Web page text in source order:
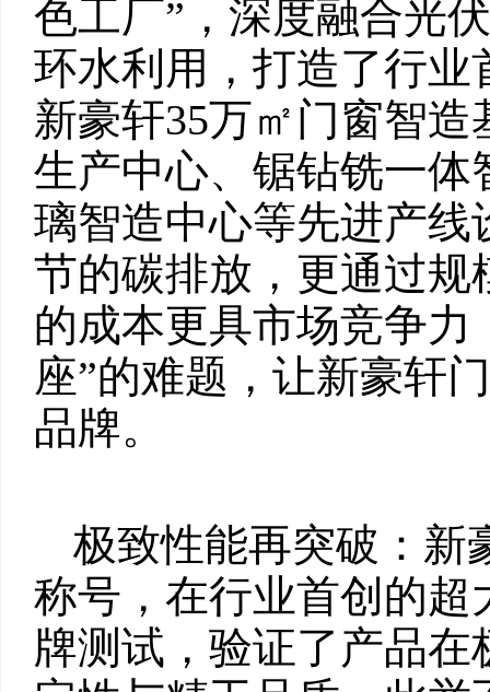
色工厂”，深度融合光
环水利用，打造了行
新豪轩35万㎡门窗智
生产中心、锯钻铣一
璃智造中心等先进产
节的碳排放，更通过
的成本更具市场竞争
座”的难题，让新豪轩
品牌。
极致性能再突破：新
称号，在行业首创的
牌测试，验证了产品